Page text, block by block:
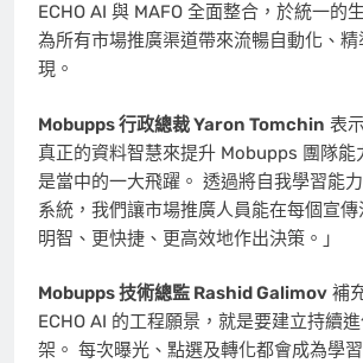
ECHO AI 與 MAFO 全面整合，於統一的
為所有市場推廣渠道帶來流暢自動化、
現。
Mobupps 行政總裁 Yaron Tomchin 表
真正的資料智慧來提升 Mobupps 團隊能
是當中的一大飛躍。 透過將自我學習能
系統，我們讓市場推廣人員能在每個宣
明智、更快捷、更高效地作出決策。」
Mobupps 技術總監 Rashid Galimov 補
ECHO AI 的工程願景，就是要建立持續
架。 每次曝光、點選及轉化都會成為學